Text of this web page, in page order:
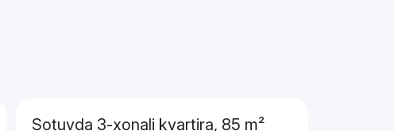
Sotuvda 3-xonali kvartira, 85 m²